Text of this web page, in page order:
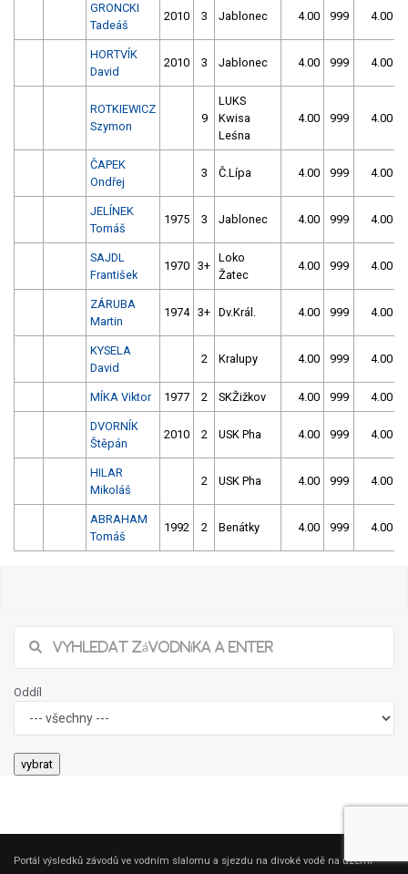
GRONCKI
Tadeáš
2010 3 Jablonec 4.00 999 4.00
HORTVÍK
David
2010 3 Jablonec 4.00 999 4.00
ROTKIEWICZ
Szymon
9
LUKS
Kwisa
Leśna
4.00 999 4.00
ČAPEK
Ondřej
3 Č.Lípa 4.00 999 4.00
JELÍNEK
Tomáš
1975 3 Jablonec 4.00 999 4.00
SAJDL
František
1970 3+
Loko
Žatec
4.00 999 4.00
ZÁRUBA
Martin
1974 3+ Dv.Král. 4.00 999 4.00
KYSELA
David
2 Kralupy 4.00 999 4.00
MÍKA Viktor 1977 2 SKŽižkov 4.00 999 4.00
DVORNÍK
Štěpán
2010 2 USK Pha 4.00 999 4.00
HILAR
Mikoláš
2 USK Pha 4.00 999 4.00
ABRAHAM
Tomáš
1992 2 Benátky 4.00 999 4.00
Oddíl
Portál výsledků závodů ve vodním slalomu a sjezdu na divoké vodě na území